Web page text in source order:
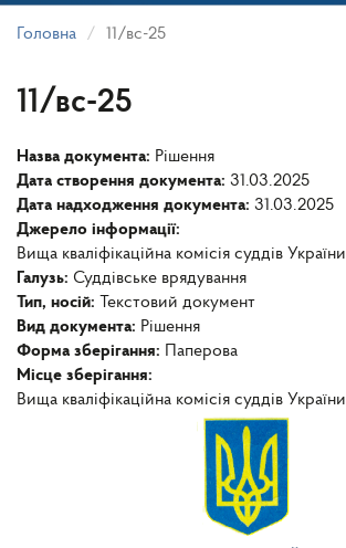
Головна 11/вс-25
11/вс-25
Назва документа: Рішення
Дата створення документа: 31.03.2025
Дата надходження документа: 31.03.2025
Джерело інформації:
Вища кваліфікаційна комісія суддів України
Галузь: Суддівське врядування
Тип, носій:
Текстовий документ
Вид документа: Рішення
Форма зберігання:
Паперова
Місце зберігання:
Вища кваліфікаційна комісія суддів України